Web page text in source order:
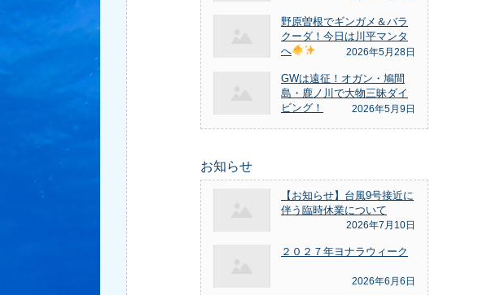
野原曽根でギンガメ＆バラ
クーダ！今日は川平マンタ
へ
2026年5月28日
GWは遠征！オガン・鳩間
島・鹿ノ川で大物三昧ダイ
ビング！
2026年5月9日
お知らせ
【お知らせ】台風9号接近に
伴う臨時休業について
2026年7月10日
２０２７年ヨナラウィーク
2026年6月6日